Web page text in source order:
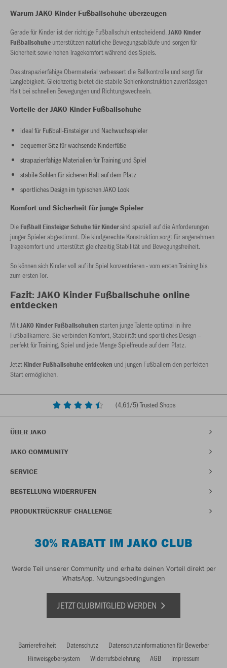
Warum JAKO Kinder Fußballschuhe überzeugen
Gerade für Kinder ist der richtige Fußballschuh entscheidend.JAKO Kinder
Fußballschuhe unterstützen natürliche Bewegungsabläufe und sorgen für
Sicherheit sowie hohen Tragekomfort während des Spiels.
Das strapazierfähige Obermaterial verbessert die Ballkontrolle und sorgt für
Langlebigkeit. Gleichzeitig bietet die stabile Sohlenkonstruktion zuverlässigen
Halt bei schnellen Bewegungen und Richtungswechseln.
Vorteile der JAKO Kinder Fußballschuhe
ideal für Fußball-Einsteiger und Nachwuchsspieler
bequemer Sitz für wachsende Kinderfüße
strapazierfähige Materialien für Training und Spiel
stabile Sohlen für sicheren Halt auf dem Platz
sportliches Design im typischen JAKO Look
Komfort und Sicherheit für junge Spieler
Die Fußball EinsteigerSchuhe für Kindersind speziell auf die Anforderungen
junger Spieler abgestimmt. Die kindgerechte Konstruktion sorgt für angenehmen
Tragekomfort und unterstützt gleichzeitig Stabilität und Bewegungsfreiheit.
So können sich Kinder voll auf ihr Spiel konzentrieren - vom ersten Training bis
zum ersten Tor.
Fazit: JAKO Kinder Fußballschuhe online
entdecken
MitJAKO Kinder Fußballschuhen starten junge Talente optimal in ihre
Fußballkarriere. Sie verbinden Komfort, Stabilität und sportliches Design –
perfekt für Training, Spiel und jede Menge Spielfreude auf dem Platz.
Jetzt Kinder Fußballschuhe entdecken und jungen Fußballern den perfekten
Start ermöglichen.
(4,61/5) Trusted Shops
ÜBER JAKO
JAKO COMMUNITY
SERVICE
BESTELLUNG WIDERRUFEN
PRODUKTRÜCKRUF CHALLENGE
30% RABATT IM JAKO CLUB
Werde Teil unserer Community und erhalte deinen Vorteil direkt per
WhatsApp. Nutzungsbedingungen
JETZT CLUBMITGLIED WERDEN
Barrierefreiheit Datenschutz
Datenschutzinformationen für Bewerber
Hinweisgebersystem
Widerrufsbelehrung AGB Impressum